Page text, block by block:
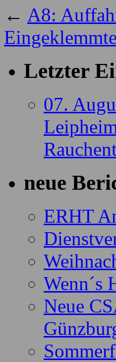
← A8:
Letzter
07.
neue
ERHT
Wenn´s
Neue